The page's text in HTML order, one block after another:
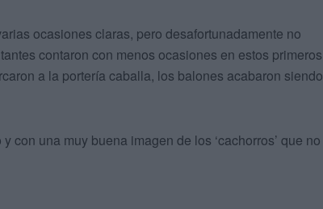
ocasiones claras, pero desafortunadamente no
contaron con menos ocasiones en estos primeros
a la portería caballa, los balones acabaron siendo
una muy buena imagen de los ‘cachorros’ que no